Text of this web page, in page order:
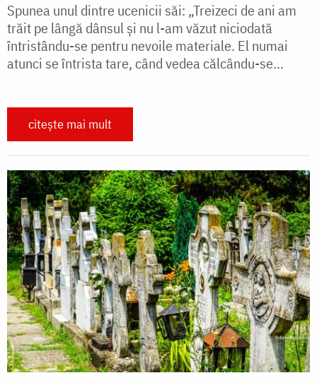
Spunea unul dintre ucenicii săi: „Treizeci de ani am
trăit pe lângă dânsul și nu l-am văzut niciodată
întristându-se pentru nevoile materiale. El numai
atunci se întrista tare, când vedea călcându-se...
citește mai mult